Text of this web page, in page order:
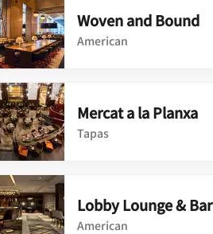
Woven and Bound
American
Woven and Bound
Mercat a la Planxa
Tapas
Mercat a la Planxa
Lobby Lounge & Bar
American